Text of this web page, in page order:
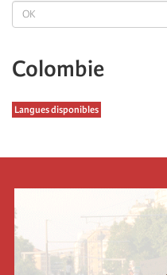
OK
Colombie
Langues disponibles